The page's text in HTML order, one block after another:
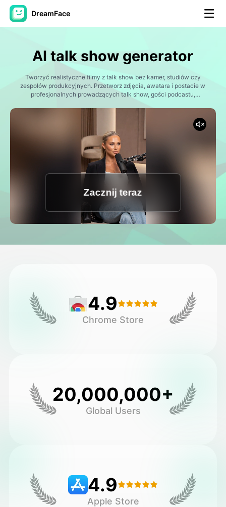
DreamFace
Avatar Video
AI Video
▼
Zobacz wszystkie narzędzia
Szablony
Zdjęcie
Inne narzędzia
Galeria
Cennik
AI talk show generator
Tworzyć realistyczne filmy z talk show bez kamer, studiów czy
zespołów produkcyjnych. Przetworz zdjęcia, awatara i postacie w
profesjonalnych prowadzących talk show, gości podcastu,
gotowym szablonom Dreamface ułatwia tworzenie atrakcyjnych
treści dla mediów społecznych, marketingu, edukacji i rozrywki.
Zacznij teraz
4.9
Chrome Store
20,000,000+
Global Users
4.9
Apple Store